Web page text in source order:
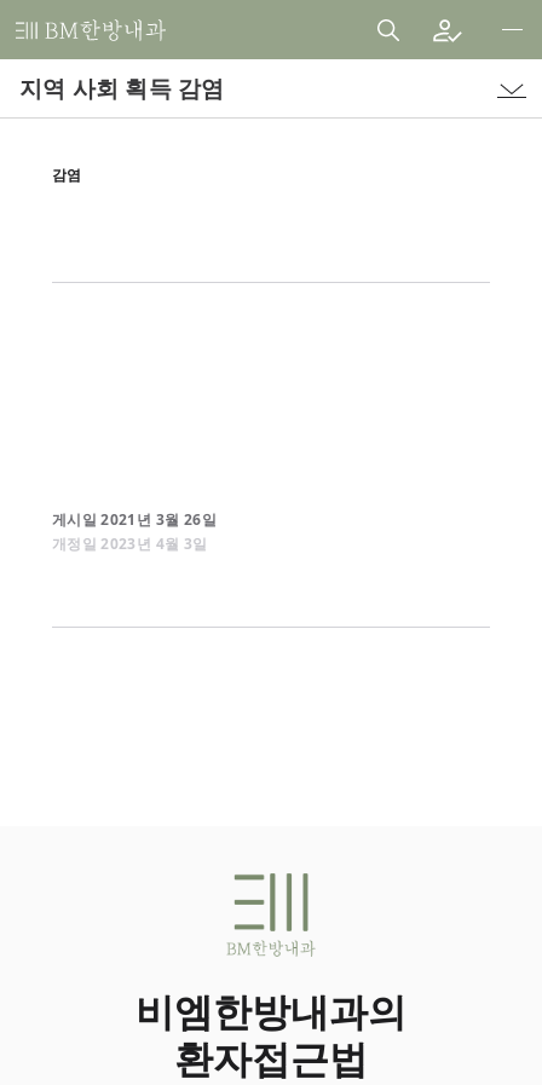
비
한
지역 사회 획득 감염
감염
게시일2021 년 3월 26일
개정일2023년 4월 3일
비엠한방내과의
환자접근법